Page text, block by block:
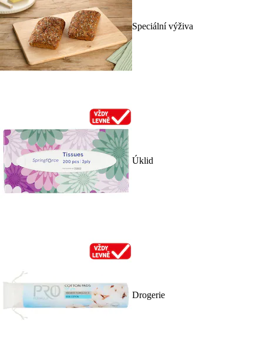
Speciální výživa
Úklid
Drogerie